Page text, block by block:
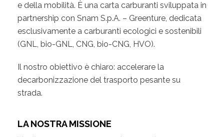
e della mobilità. È una carta carburanti sviluppata in
partnership con Snam S.p.A. – Greenture, dedicata
esclusivamente a carburanti ecologici e sostenibili
(GNL, bio-GNL, CNG, bio-CNG, HVO).
Il nostro obiettivo è chiaro: accelerare la
decarbonizzazione del trasporto pesante su
strada.
LA NOSTRA MISSIONE